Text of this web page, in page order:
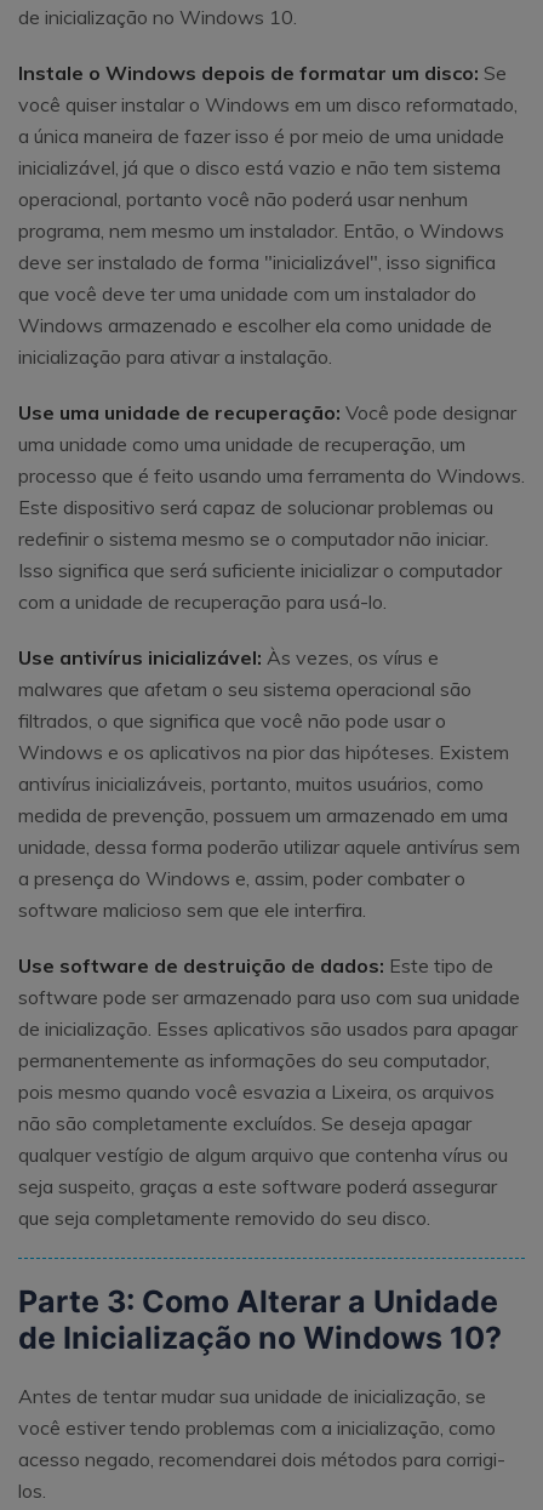
de inicialização no Windows 10.
Instale o Windows depois de formatar um disco: Se
você quiser instalar o Windows em um disco reformatado,
a única maneira de fazer isso é por meio de uma unidade
inicializável, já que o disco está vazio e não tem sistema
operacional, portanto você não poderá usar nenhum
programa, nem mesmo um instalador. Então, o Windows
deve ser instalado de forma "inicializável", isso significa
que você deve ter uma unidade com um instalador do
Windows armazenado e escolher ela como unidade de
inicialização para ativar a instalação.
Use uma unidade de recuperação: Você pode designar
uma unidade como uma unidade de recuperação, um
processo que é feito usando uma ferramenta do Windows.
Este dispositivo será capaz de solucionar problemas ou
redefinir o sistema mesmo se o computador não iniciar.
Isso significa que será suficiente inicializar o computador
com a unidade de recuperação para usá-lo.
Use antivírus inicializável: Às vezes, os vírus e
malwares que afetam o seu sistema operacional são
filtrados, o que significa que você não pode usar o
Windows e os aplicativos na pior das hipóteses. Existem
antivírus inicializáveis, portanto, muitos usuários, como
medida de prevenção, possuem um armazenado em uma
unidade, dessa forma poderão utilizar aquele antivírus sem
a presença do Windows e, assim, poder combater o
software malicioso sem que ele interfira.
Use software de destruição de dados: Este tipo de
software pode ser armazenado para uso com sua unidade
de inicialização. Esses aplicativos são usados ​​para apagar
permanentemente as informações do seu computador,
pois mesmo quando você esvazia a Lixeira, os arquivos
não são completamente excluídos. Se deseja apagar
qualquer vestígio de algum arquivo que contenha vírus ou
seja suspeito, graças a este software poderá assegurar
que seja completamente removido do seu disco.
Parte 3: Como Alterar a Unidade
de Inicialização no Windows 10?
Antes de tentar mudar sua unidade de inicialização, se
você estiver tendo problemas com a inicialização, como
acesso negado, recomendarei dois métodos para corrigi-
los.